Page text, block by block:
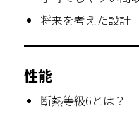
将来を考えた設計
性能
断熱等級6とは？